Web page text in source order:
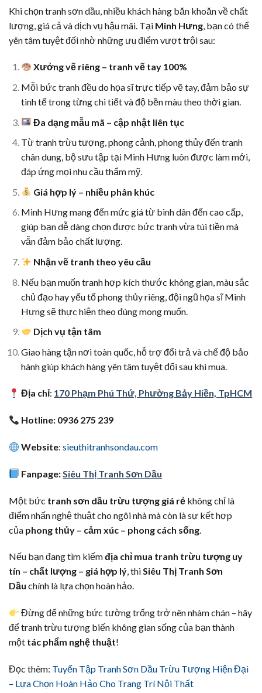
Khi chọn tranh sơn dầu, nhiều khách hàng băn khoăn về chất
lượng, giá cả và dịch vụ hậu mãi. Tại Minh Hưng , bạn có thể
yên tâm tuyệt đối nhờ những ưu điểm vượt trội sau:
Xưởng vẽ riêng – tranh vẽ tay 100%
Mỗi bức tranh đều do họa sĩ trực tiếp vẽ tay, đảm bảo sự
tinh tế trong từng chi tiết và độ bền màu theo thời gian.
Đa dạng mẫu mã – cập nhật liên tục
Từ tranh trừu tượng, phong cảnh, phong thủy đến tranh
chân dung, bộ sưu tập tại Minh Hưng luôn được làm mới,
đáp ứng mọi nhu cầu thẩm mỹ.
Giá hợp lý – nhiều phân khúc
Minh Hưng mang đến mức giá từ bình dân đến cao cấp,
giúp bạn dễ dàng chọn được bức tranh vừa túi tiền mà
vẫn đảm bảo chất lượng.
Nhận vẽ tranh theo yêu cầu
Nếu bạn muốn tranh hợp kích thước không gian, màu sắc
chủ đạo hay yếu tố phong thủy riêng, đội ngũ họa sĩ Minh
Hưng sẽ thực hiện theo đúng mong muốn.
Dịch vụ tận tâm
Giao hàng tận nơi toàn quốc, hỗ trợ đổi trả và chế độ bảo
hành giúp khách hàng yên tâm tuyệt đối sau khi mua.
Địa chỉ: 170 Phạm Phú Thứ, Phường Bảy Hiền, TpHCM
Hotline: 0936 275 239
Website:sieuthitranhsondau.com
Fanpage:Siêu Thị Tranh Sơn Dầu
Một bức tranh sơn dầu trừu tượng giá rẻ không chỉ là
điểm nhấn nghệ thuật cho ngôi nhà mà còn là sự kết hợp
của phong thủy – cảm xúc – phong cách sống
Nếu bạn đang tìm kiếmđịa chỉ mua tranh trừu tượng uy
tín – chất lượng – giá hợp lý, thìSiêu Thị Tranh Sơn
Dầu chính là lựa chọn hoàn hảo.
Đừng để những bức tường trống trở nên nhàm chán – hãy
để tranh trừu tượng biến không gian sống của bạn thành
một tác phẩm nghệ thuật!
Đọc thêm: Tuyển Tập Tranh Sơn Dầu Trừu Tượng Hiện Đại
– Lựa Chọn Hoàn Hảo Cho Trang Trí Nội Thất